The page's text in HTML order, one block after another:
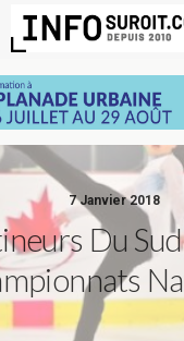
7 Janvier 2018
Du